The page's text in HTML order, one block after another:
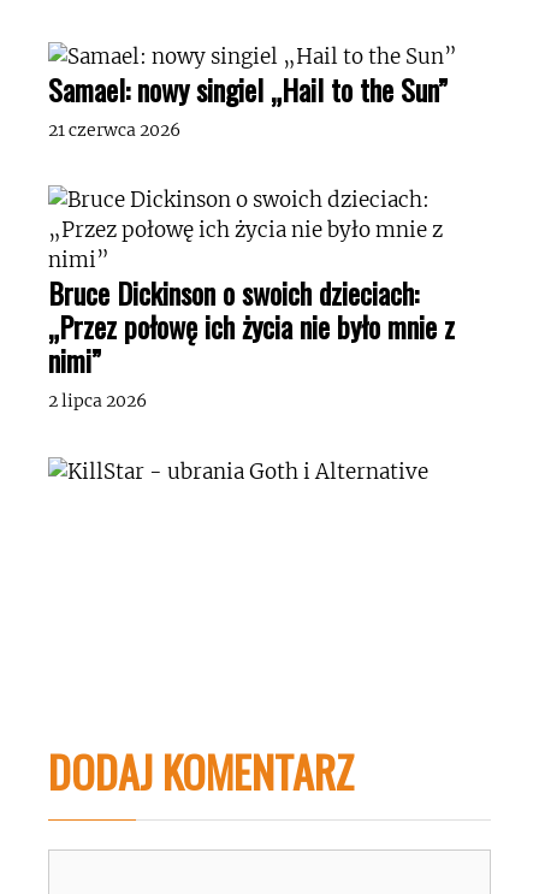
Samael: nowy singiel „Hail to the Sun”
21 czerwca 2026
Bruce Dickinson o swoich dzieciach:
„Przez połowę ich życia nie było mnie z
nimi”
2 lipca 2026
DODAJ KOMENTARZ